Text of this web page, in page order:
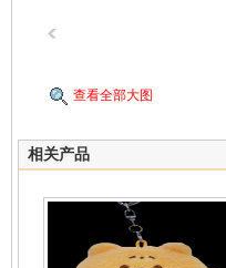
查看全部大图
相关产品